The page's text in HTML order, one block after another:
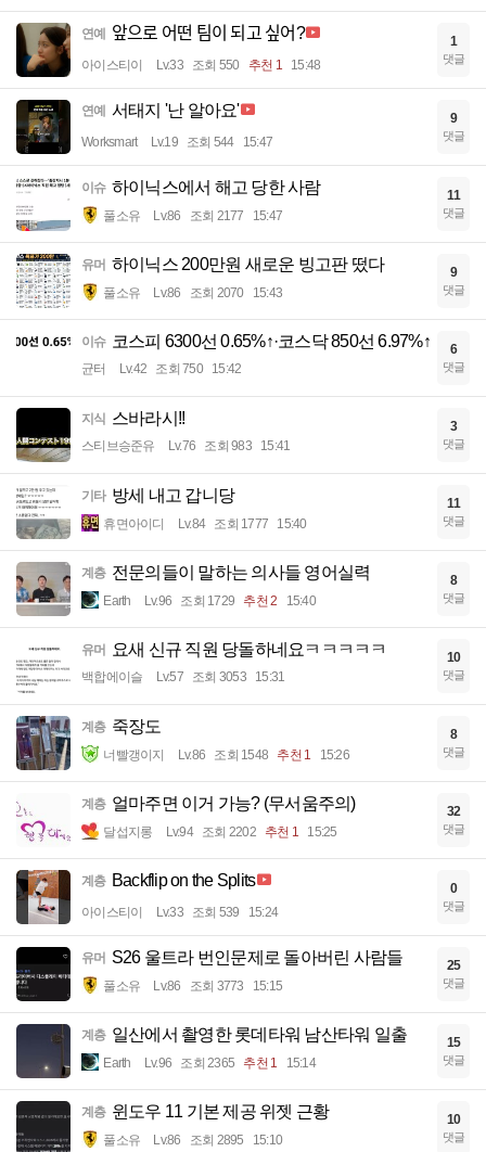
연예 앞으로 어떤 팀이 되고 싶어?
아이스티이 Lv.33 조회 550 추천 1 15:48
1
댓글
연예 서태지 '난 알아요'
Worksmart Lv.19 조회 544 15:47
9
댓글
이슈 하이닉스에서 해고 당한 사람
풀소유 Lv.86 조회 2177 15:47
11
댓글
유머 하이닉스 200만원 새로운 빙고판 떴다
풀소유 Lv.86 조회 2070 15:43
9
댓글
이슈 코스피 6300선 0.65%↑·코스닥 850선 6.97%↑
균터 Lv.42 조회 750 15:42
6
댓글
지식 스바라시!!
스티브승준유 Lv.76 조회 983 15:41
3
댓글
기타 방세 내고 갑니당
휴면아이디 Lv.84 조회 1777 15:40
11
댓글
계층 전문의들이 말하는 의사들 영어실력
Earth Lv.96 조회 1729 추천 2 15:40
8
댓글
유머 요새 신규 직원 당돌하네요ㅋㅋㅋㅋㅋ
백합에이슬 Lv.57 조회 3053 15:31
10
댓글
계층 죽장도
너빨갱이지 Lv.86 조회 1548 추천 1 15:26
8
댓글
계층 얼마주면 이거 가능? (무서움주의)
달섭지롱 Lv.94 조회 2202 추천 1 15:25
32
댓글
계층 Backflip on the Splits
아이스티이 Lv.33 조회 539 15:24
0
댓글
유머 S26 울트라 번인문제로 돌아버린 사람들
풀소유 Lv.86 조회 3773 15:15
25
댓글
계층 일산에서 촬영한 롯데타워 남산타워 일출
Earth Lv.96 조회 2365 추천 1 15:14
15
댓글
계층 윈도우 11 기본 제공 위젯 근황
풀소유 Lv.86 조회 2895 15:10
10
댓글